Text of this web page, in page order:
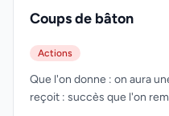
Coups de bâton
Actions
Que l'on donne : on aura
reçoit : succès que l'on